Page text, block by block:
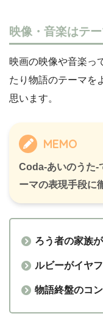
映像・音楽はテ
映画の映像や音楽っ
たり物語のテーマを
思います。
MEMO
Coda-あいのうた-
ーマの表現手段に
ろう者の家族
ルビーがイヤ
物語終盤のコ